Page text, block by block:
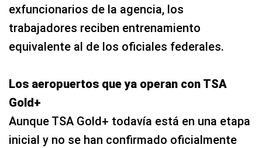
exfuncionarios de la agencia, los
trabajadores reciben entrenamiento
equivalente al de los oficiales federales.
Los aeropuertos que ya operan con TSA
Gold+
Aunque TSA Gold+ todavía está en una etapa
inicial y no se han confirmado oficialmente